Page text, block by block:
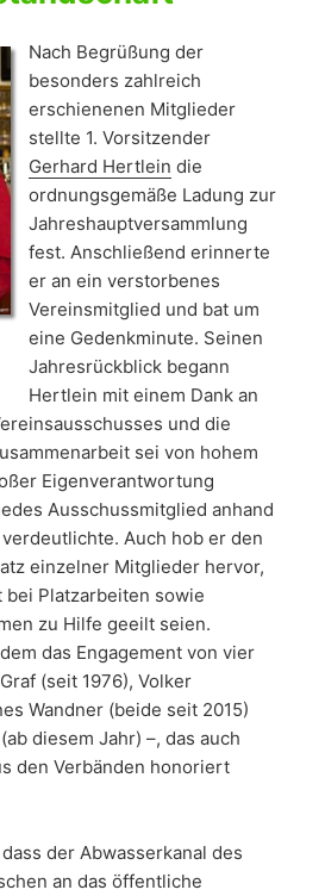
Nach Begrüßung der
besonders zahlreich
erschienenen Mitglieder
stellte 1. Vorsitzender
Gerhard Hertlein die
ordnungsgemäße Ladung zur
Jahreshauptversammlung
fest. Anschließend erinnerte
er an ein verstorbenes
Vereinsmitglied und bat um
eine Gedenkminute. Seinen
Jahresrückblick begann
Hertlein mit einem Dank an
und die
sei von hohem
Eigenverantwortung
Ausschussmitglied anhand
Auch hob er den
einzelner Mitglieder hervor,
Platzarbeiten sowie
zu Hilfe geeilt seien.
das Engagement von vier
(seit 1976), Volker
Wandner (beide seit 2015)
diesem Jahr) –, das auch
den Verbänden honoriert
der Abwasserkanal des
an das öffentliche